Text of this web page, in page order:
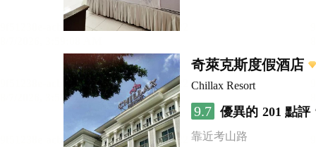
奇萊克斯度假酒店
Chillax Resort
9.7 優異的 201 點評
靠近考山路